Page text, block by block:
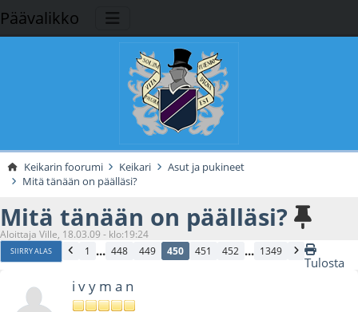
Päävalikko
Keikarin foorumi Keikari
Asut ja pukineet
Mitä tänään on päälläsi?
Mitä tänään on päälläsi?
Aloittaja Ville, 18.03.09 - klo:19:24
SIIRRY ALAS 1 ... 448 449 450 451 452 ... 1349
Tulosta
i v y m a n